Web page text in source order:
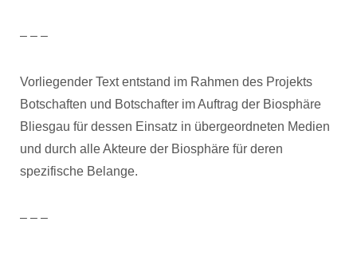
– – –
Vorliegender Text entstand im Rahmen des Projekts
Botschaften und Botschafter im Auftrag der Biosphäre
Bliesgau für dessen Einsatz in übergeordneten Medien
und durch alle Akteure der Biosphäre für deren
spezifische Belange.
– – –